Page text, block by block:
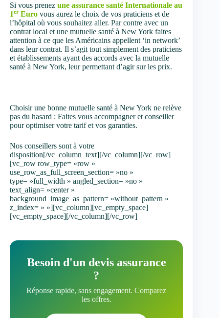
Si vous prenez une assurance santé Internationale au
1er Euro vous aurez le choix de vos praticiens et de
l’hôpital où vous souhaitez aller. Par contre avec un
contrat local et une mutuelle santé à New York faites
attention à ce que les Américains appellent ‘in network’
dans leur contrat. Il s’agit tout simplement des praticiens
et établissements ayant des accords avec la mutuelle
santé à New York, leur permettant d’agir sur les prix.
Choisir une bonne mutuelle santé à New York ne relève
pas du hasard : Faites vous accompagner et conseiller
pour optimiser votre tarif et vos garanties.
Nos conseillers sont à votre
disposition[/vc_column_text][/vc_column][/vc_row]
[vc_row row_type= »row »
use_row_as_full_screen_section= »no »
type= »full_width » angled_section= »no »
text_align= »center »
background_image_as_pattern= »without_pattern »
z_index= » »][vc_column][vc_empty_space]
[vc_empty_space][/vc_column][/vc_row]
Besoin d'un devis assurance
?
Réponse rapide, sans engagement. Comparez
les offres.